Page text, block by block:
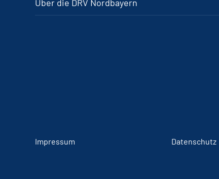
Über die DRV Nordbayern
Impressum Datenschutz